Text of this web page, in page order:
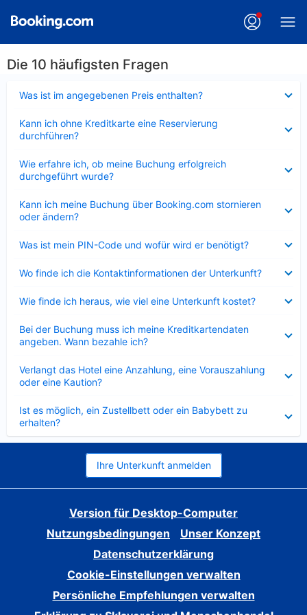
Die 10 häufigsten Fragen
Was ist im angegebenen Preis enthalten?
Kann ich ohne Kreditkarte eine Reservierung
durchführen?
Wie erfahre ich, ob meine Buchung erfolgreich
durchgeführt wurde?
Kann ich meine Buchung über Booking.com stornieren
oder ändern?
Was ist mein PIN-Code und wofür wird er benötigt?
Wo finde ich die Kontaktinformationen der Unterkunft?
Wie finde ich heraus, wie viel eine Unterkunft kostet?
Bei der Buchung muss ich meine Kreditkartendaten
angeben. Wann bezahle ich?
Verlangt das Hotel eine Anzahlung, eine Vorauszahlung
oder eine Kaution?
Ist es möglich, ein Zustellbett oder ein Babybett zu
erhalten?
Ihre Unterkunft anmelden
Version für Desktop-Computer
Nutzungsbedingungen
Unser Konzept
Datenschutzerklärung
Cookie-Einstellungen verwalten
Persönliche Empfehlungen verwalten